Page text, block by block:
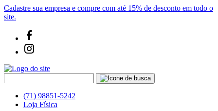
Cadastre sua empresa e compre com até 15% de desconto em todo o
site.
(71) 98851-5242
Loja Física